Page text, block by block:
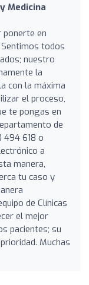
Medicina
ponerte en
todos
nuestro
la
con la máxima
el proceso,
te pongas en
de
494 618 o
a
manera,
tu caso y
de Clínicas
el mejor
pacientes; su
Muchas